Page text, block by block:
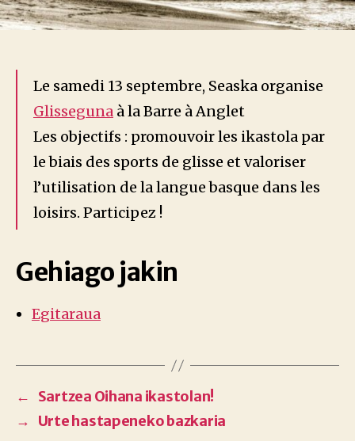
Le samedi 13 septembre, Seaska organise
Glisseguna à la Barre à Anglet
Les objectifs : promouvoir les ikastola par
le biais des sports de glisse et valoriser
l’utilisation de la langue basque dans les
loisirs. Participez !
Gehiago jakin
Egitaraua
←
Sartzea Oihana ikastolan!
→
Urte hastapeneko bazkaria